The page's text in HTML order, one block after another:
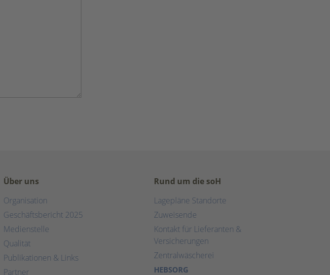
Über uns
Organisation
Geschäftsbericht 2025
Medienstelle
Qualität
Publikationen & Links
Partner
Rund um die soH
Lagepläne Standorte
Zuweisende
Kontakt für Lieferanten &
Versicherungen
Zentralwäscherei
HEBSORG